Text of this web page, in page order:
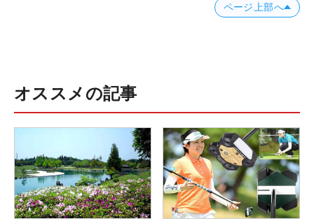
ページ上部へ
オススメの記事